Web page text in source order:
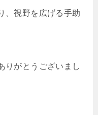
、視野を広げる手助
りがとうございまし